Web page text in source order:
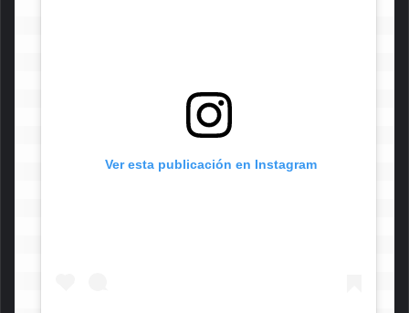
Ver esta publicación en Instagram